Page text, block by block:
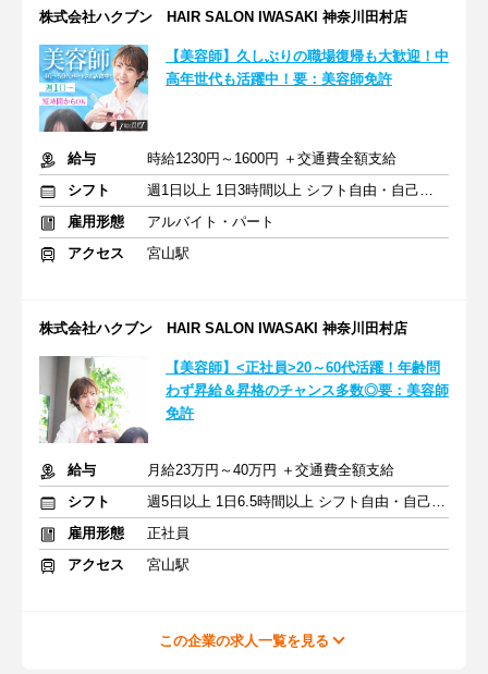
株式会社ハクブン HAIR SALON IWASAKI 神奈川田村店
【美容師】久しぶりの職場復帰も大歓迎！中
高年世代も活躍中！要：美容師免許
給与
時給1230円～1600円 ＋交通費全額支給
シフト
週1日以上 1日3時間以上 シフト自由・自己申告
雇用形態
アルバイト・パート
アクセス
宮山駅
株式会社ハクブン HAIR SALON IWASAKI 神奈川田村店
【美容師】<正社員>20～60代活躍！年齢問
わず昇給＆昇格のチャンス多数◎要：美容師
免許
給与
月給23万円～40万円 ＋交通費全額支給
シフト
週5日以上 1日6.5時間以上 シフト自由・自己申告
雇用形態
正社員
アクセス
宮山駅
この企業の求人一覧を見る